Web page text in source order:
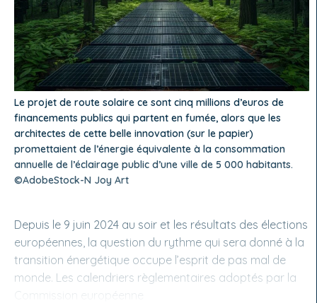
Le projet de route solaire ce sont cinq millions d’euros de
financements publics qui partent en fumée, alors que les
architectes de cette belle innovation (sur le papier)
promettaient de l’énergie équivalente à la consommation
annuelle de l’éclairage public d’une ville de 5 000 habitants.
©AdobeStock-N Joy Art
Depuis le 9 juin 2024 au soir et les résultats des élections
européennes, la question du rythme qui sera donné à la
transition énergétique occupe l’esprit de pas mal de
monde. Les calendriers règlementaires adoptés par la
Commission européenne